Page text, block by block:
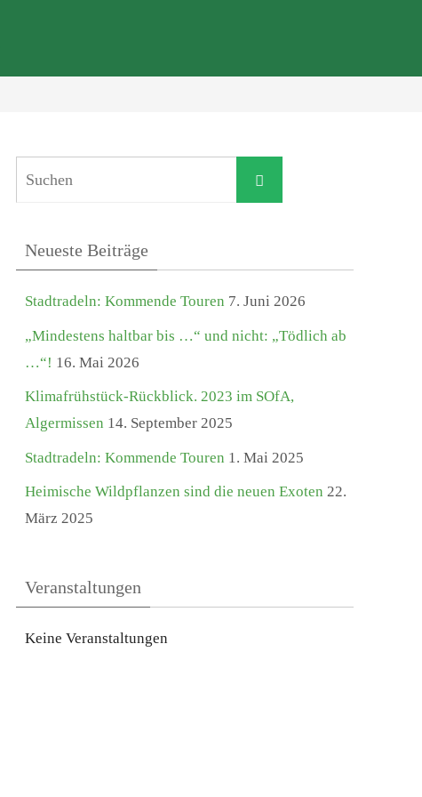
Suchen
Neueste Beiträge
Stadtradeln: Kommende Touren 7. Juni 2026
„Mindestens haltbar bis …“ und nicht: „Tödlich ab
…“! 16. Mai 2026
Klimafrühstück-Rückblick. 2023 im SOfA,
Algermissen 14. September 2025
Stadtradeln: Kommende Touren 1. Mai 2025
Heimische Wildpflanzen sind die neuen Exoten 22.
März 2025
Veranstaltungen
Keine Veranstaltungen